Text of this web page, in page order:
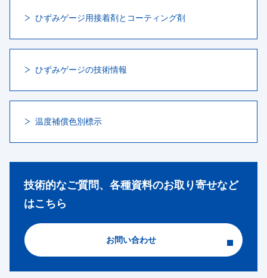
ひずみゲージ用接着剤とコーティング剤
ひずみゲージの技術情報
温度補償色別標示
技術的なご質問、各種資料のお取り寄せなど
はこちら
お問い合わせ